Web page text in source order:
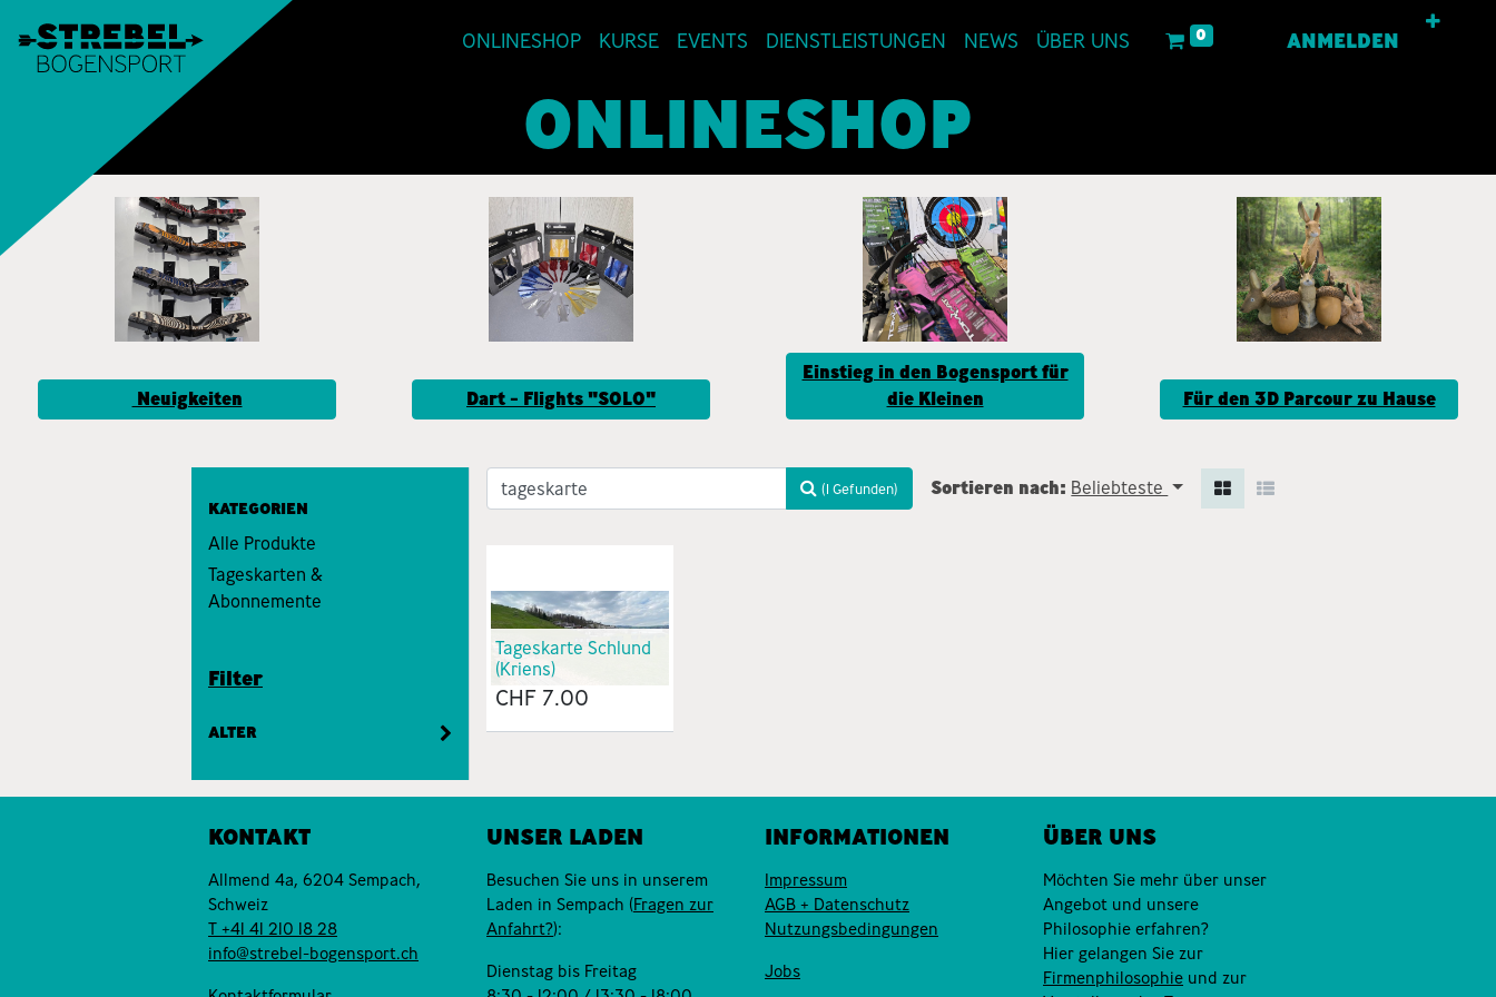
ONLINESHOP KURSE EVENTS DIENSTLEISTUNGEN NEWS ÜBER UNS 0 ANMELDEN
ONLINESHOP
Neuigkeiten Dart - Flights "SOLO"
Einstieg in den Bogensport für
die Kleinen
Für den 3D Parcour zu Hause
KATEGORIEN
Alle Produkte
Tageskarten &
Abonnemente
Filter
ALTER
(1 Gefunden) Sortieren nach: Beliebteste
Tageskarte Schlund
(Kriens)
CHF 7.00
KONTAKT
Allmend 4a, 6204 Sempach,
Schweiz
T +41 41 210 18 28
info@strebel-bogensport.ch
UNSER LADEN
Besuchen Sie uns in unserem
Laden in Sempach (Fragen zur
Anfahrt?):
Dienstag bis Freitag
INFORMATIONEN
Impressum
AGB + Datenschutz
Nutzungsbedingungen
Jobs
ÜBER UNS
Möchten Sie mehr über unser
Angebot und unsere
Philosophie erfahren?
Hier gelangen Sie zur
Firmenphilosophie und zur